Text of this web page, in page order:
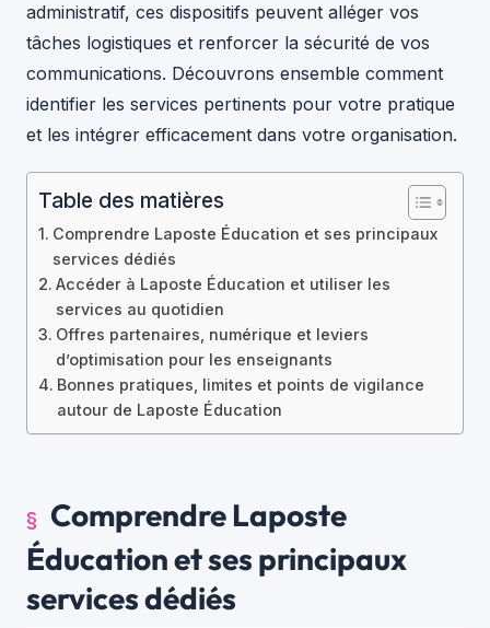
administratif, ces dispositifs peuvent alléger vos
tâches logistiques et renforcer la sécurité de vos
communications. Découvrons ensemble comment
identifier les services pertinents pour votre pratique
et les intégrer efficacement dans votre organisation.
Table des matières
Comprendre Laposte Éducation et ses principaux
services dédiés
Accéder à Laposte Éducation et utiliser les
services au quotidien
Offres partenaires, numérique et leviers
d’optimisation pour les enseignants
Bonnes pratiques, limites et points de vigilance
autour de Laposte Éducation
Comprendre Laposte
Éducation et ses principaux
services dédiés